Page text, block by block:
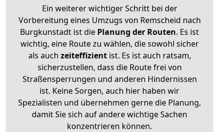
Ein weiterer wichtiger Schritt bei der
Vorbereitung eines Umzugs von Remscheid nach
Burgkunstadt ist die Planung der Routen. Es ist
wichtig, eine Route zu wählen, die sowohl sicher
als auch zeiteffizientist. Es ist auch ratsam,
sicherzustellen, dass die Route frei von
Straßensperrungen und anderen Hindernissen
ist. Keine Sorgen, auch hier haben wir
Spezialisten und übernehmen gerne die Planung,
damit Sie sich auf andere wichtige Sachen
konzentrieren können.